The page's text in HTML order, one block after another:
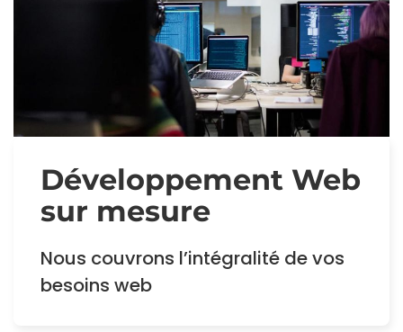
Développement Web
sur mesure
Nous couvrons l’intégralité de vos
besoins web